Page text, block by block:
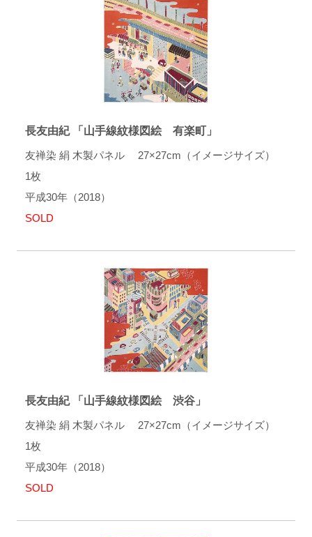
長友由紀 「山手線紋様図絵 有楽町」
友禅染 絹 木製パネル 27×27cm（イメージサイズ）
1枚
平成30年（2018）
SOLD
長友由紀 「山手線紋様図絵 渋谷」
友禅染 絹 木製パネル 27×27cm（イメージサイズ）
1枚
平成30年（2018）
SOLD